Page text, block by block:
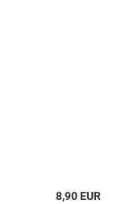
8,90 EUR